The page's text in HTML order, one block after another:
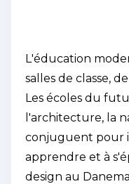
L'éducation
salles de classe,
Les écoles du
l'architecture, la
conjuguent pour
apprendre et à
design au